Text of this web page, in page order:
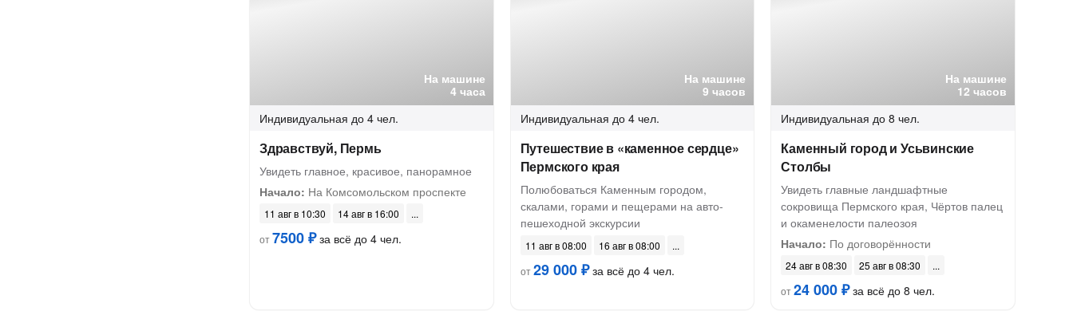
На машине
4 часа
Индивидуальная до 4 чел.
Здравствуй, Пермь
Увидеть главное, красивое, панорамное
Начало: На Комсомольском проспекте
11 авг в 10:30
14 авг в 16:00
от7500 ₽за всё до 4 чел.
На машине
9 часов
Индивидуальная до 4 чел.
Путешествие в «каменное сердце»
Пермского края
Полюбоваться Каменным городом,
скалами, горами и пещерами на авто-
пешеходной экскурсии
11 авг в 08:00
16 авг в 08:00
от29 000 ₽за всё до 4 чел.
На машине
12 часов
Индивидуальная до 8 чел.
Каменный город и Усьвинские
Столбы
Увидеть главные ландшафтные
сокровища Пермского края, Чёртов палец
и окаменелости палеозоя
Начало: По договорённости
24 авг в 08:30
25 авг в 08:30
от24 000 ₽за всё до 8 чел.